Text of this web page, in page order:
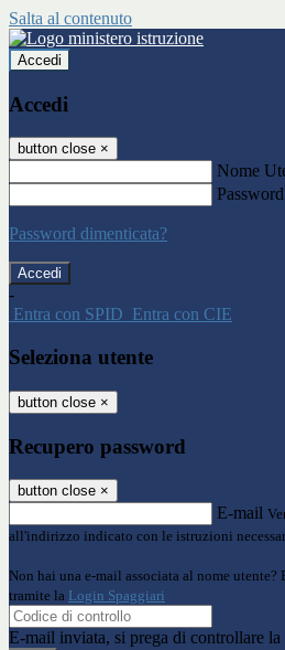
Salta al contenuto
Accedi
Accedi
button close ×
Nome
Password
Password dimenticata?
-
Entra con SPID Entra con CIE
Seleziona utente
button close ×
Recupero password
button close ×
E-mail
all'indirizzo indicato con le istruzioni
Non hai una e-mail associata al nome utente?
tramite la Login Spaggiari
E-mail inviata, si prega di controllare la